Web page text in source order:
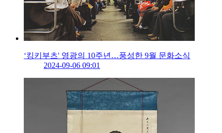
‘킹키부츠' 영광의 10주년…풍성한 9월 문화소식
2024-09-06 09:01